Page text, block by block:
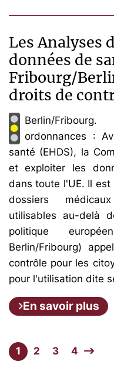
Les Analyses
données de
Fribourg/
droits de
Berlin/
ordonnances :
santé (EHDS), la
et exploiter les
dans toute l'UE. Il
dossiers
utilisables au-delà
politique
Berlin/Fribourg)
contrôle pour les
pour l'utilisation dite
En savoir plus
1 2 3 4